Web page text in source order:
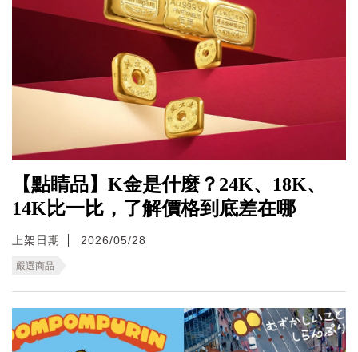
【點睛品】K金是什麼？24K、18K、
14K比一比，了解價格到底差在哪
上架日期 2026/05/28
嚴選商品